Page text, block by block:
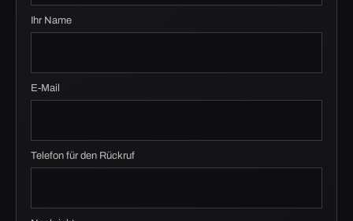
Ihr Name
E-Mail
Telefon für den Rückruf